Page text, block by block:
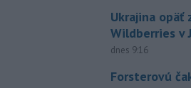
Ukrajina opäť
Wildberries v
dnes 9:16
Forsterovú